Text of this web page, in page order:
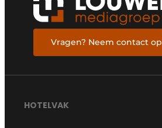
Vragen? Neem contact op
HOTELVAK